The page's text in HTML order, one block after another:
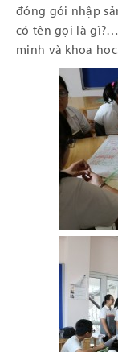
đóng gói nhập
có tên gọi là
minh và khoa